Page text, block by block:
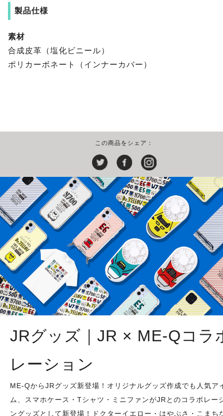
製品仕様
素材
合成皮革（塩化ビニール）
ポリカーボネート（インナーカバー）
この商品をシェア：
JRグッズ｜JR × ME-Qコラ
レーション
ME-QからJRグッズ新登場！オリジナルグッズ作成でも人気ア
ム、スマホケース・Tシャツ・ミニファンがJRとのコラボレー
ングッズとして新登場！ドクターイエロー・はやぶさ・こまち